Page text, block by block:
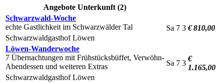
Angebote Unterkunft (2)
Schwarzwald-Woche
echte Gastlichkeit im Schwarzwälder Tal
Schwarzwaldgasthof Löwen
Sa 7 3 € 810,00
Löwen-Wanderwoche
7 Übernachtungen mit Frühstücksbüffet, Verwöhn-
Abendessen und weiteren Extras
Schwarzwaldgasthof Löwen
Sa 7 3
€
1.165,00